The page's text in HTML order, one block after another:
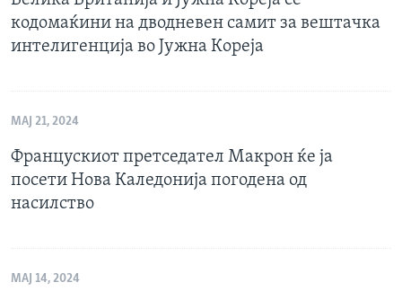
кодомаќини на дводневен самит за вештачка
интелигенција во Јужна Кореја
МАЈ 21, 2024
Францускиот претседател Макрон ќе ја
посети Нова Каледонија погодена од
насилство
МАЈ 14, 2024